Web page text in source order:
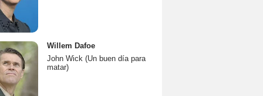
Willem Dafoe
John Wick (Un buen día para
matar)